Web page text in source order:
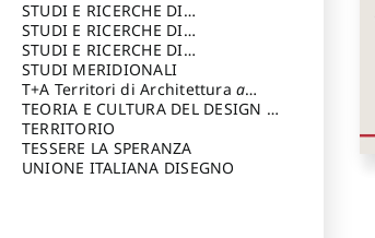
RAPPRESENTAZIONE
DELL’ARCHITETTURA E
DELL’AMBIENTEa cura di: Migliari
Riccardo
STUDI E RICERCHE DI
ARCHEOLOGIA IN SICILIA
di: Pelagatti Paola
STUDI E RICERCHE DI
ARCHITETTURA del Dipartimento
di Architettura Università degli
Studi G. d' Annunzio
STUDI E RICERCHE DI
ARCHITETTURA del Dipartimento
di Architettura Università degli
Studi G. d' Annunzio, Chieti-
Pescaraa cura di: Fusero Paolo
STUDI MERIDIONALI
T+A Territori di Architetturaa
cura di: Ramazzotti Luigi
TEORIA E CULTURA DEL DESIGN a
cura di: Furlanis Giuseppe
TERRITORIO
TESSERE LA SPERANZA
UNIONE ITALIANA DISEGNO